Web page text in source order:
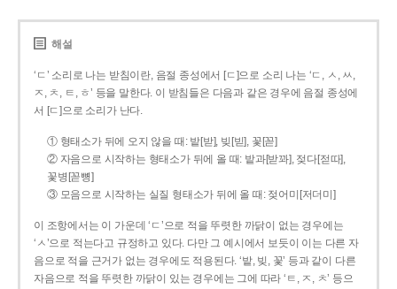
해설
‘ㄷ’ 소리로 나는 받침이란, 음절 종성에서 [ㄷ]으로 소리 나는 ‘ㄷ, ㅅ, ㅆ,
ㅈ, ㅊ, ㅌ, ㅎ’ 등을 말한다. 이 받침들은 다음과 같은 경우에 음절 종성에
서 [ㄷ]으로 소리가 난다.
① 형태소가 뒤에 오지 않을 때: 밭[받], 빚[빋], 꽃[꼳]
② 자음으로 시작하는 형태소가 뒤에 올 때: 밭과[받꽈], 젖다[젇따],
꽃병[꼳뼝]
③ 모음으로 시작하는 실질 형태소가 뒤에 올 때: 젖어미[저더미]
이 조항에서는 이 가운데 ‘ㄷ’으로 적을 뚜렷한 까닭이 없는 경우에는
‘ㅅ’으로 적는다고 규정하고 있다. 다만 그 예시에서 보듯이 이는 다른 자
음으로 적을 근거가 없는 경우에도 적용된다. ‘밭, 빚, 꽃’ 등과 같이 다른
자음으로 적을 뚜렷한 까닭이 있는 경우에는 그에 따라 ‘ㅌ, ㅈ, ㅊ’ 등으